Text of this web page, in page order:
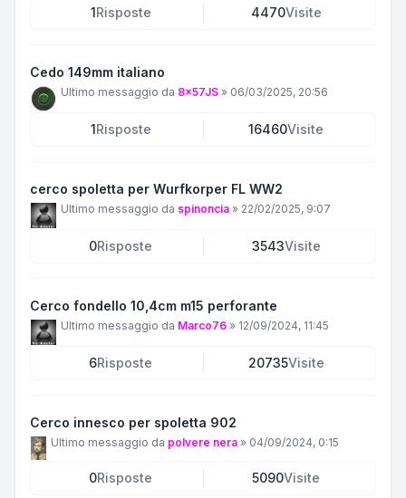
1Risposte 4470Visite
Cedo 149mm italiano
Ultimo messaggio da 8x57JS » 06/03/2025, 20:56
1Risposte 16460Visite
cerco spoletta per Wurfkorper FL WW2
Ultimo messaggio da spinoncia » 22/02/2025, 9:07
0Risposte 3543Visite
Cerco fondello 10,4cm m15 perforante
Ultimo messaggio da Marco76 » 12/09/2024, 11:45
6Risposte 20735Visite
Cerco innesco per spoletta 902
Ultimo messaggio da polvere nera » 04/09/2024, 0:15
0Risposte 5090Visite